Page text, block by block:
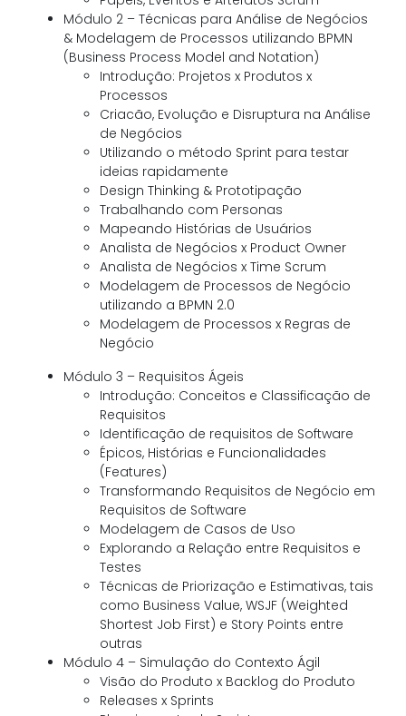
Módulo 2 – Técnicas para Análise de Negócios
& Modelagem de Processos utilizando BPMN
(Business Process Model and Notation)
Introdução: Projetos x Produtos x
Processos
Criacão, Evolução e Disruptura na Análise
de Negócios
Utilizando o método Sprint para testar
ideias rapidamente
Design Thinking & Prototipação
Trabalhando com Personas
Mapeando Histórias de Usuários
Analista de Negócios x Product Owner
Analista de Negócios x Time Scrum
Modelagem de Processos de Negócio
utilizando a BPMN 2.0
Modelagem de Processos x Regras de
Negócio
Módulo 3 – Requisitos Ágeis
Introdução: Conceitos e Classificação de
Requisitos
Identificação de requisitos de Software
Épicos, Histórias e Funcionalidades
(Features)
Transformando Requisitos de Negócio em
Requisitos de Software
Modelagem de Casos de Uso
Explorando a Relação entre Requisitos e
Testes
Técnicas de Priorização e Estimativas, tais
como Business Value, WSJF (Weighted
Shortest Job First) e Story Points entre
outras
Módulo 4 – Simulação do Contexto Ágil
Visão do Produto x Backlog do Produto
Releases x Sprints